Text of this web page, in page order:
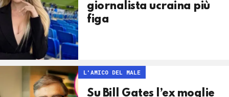
giornalista ucraina più
figa
L'AMICO DEL MALE
Su Bill Gates l’ex moglie